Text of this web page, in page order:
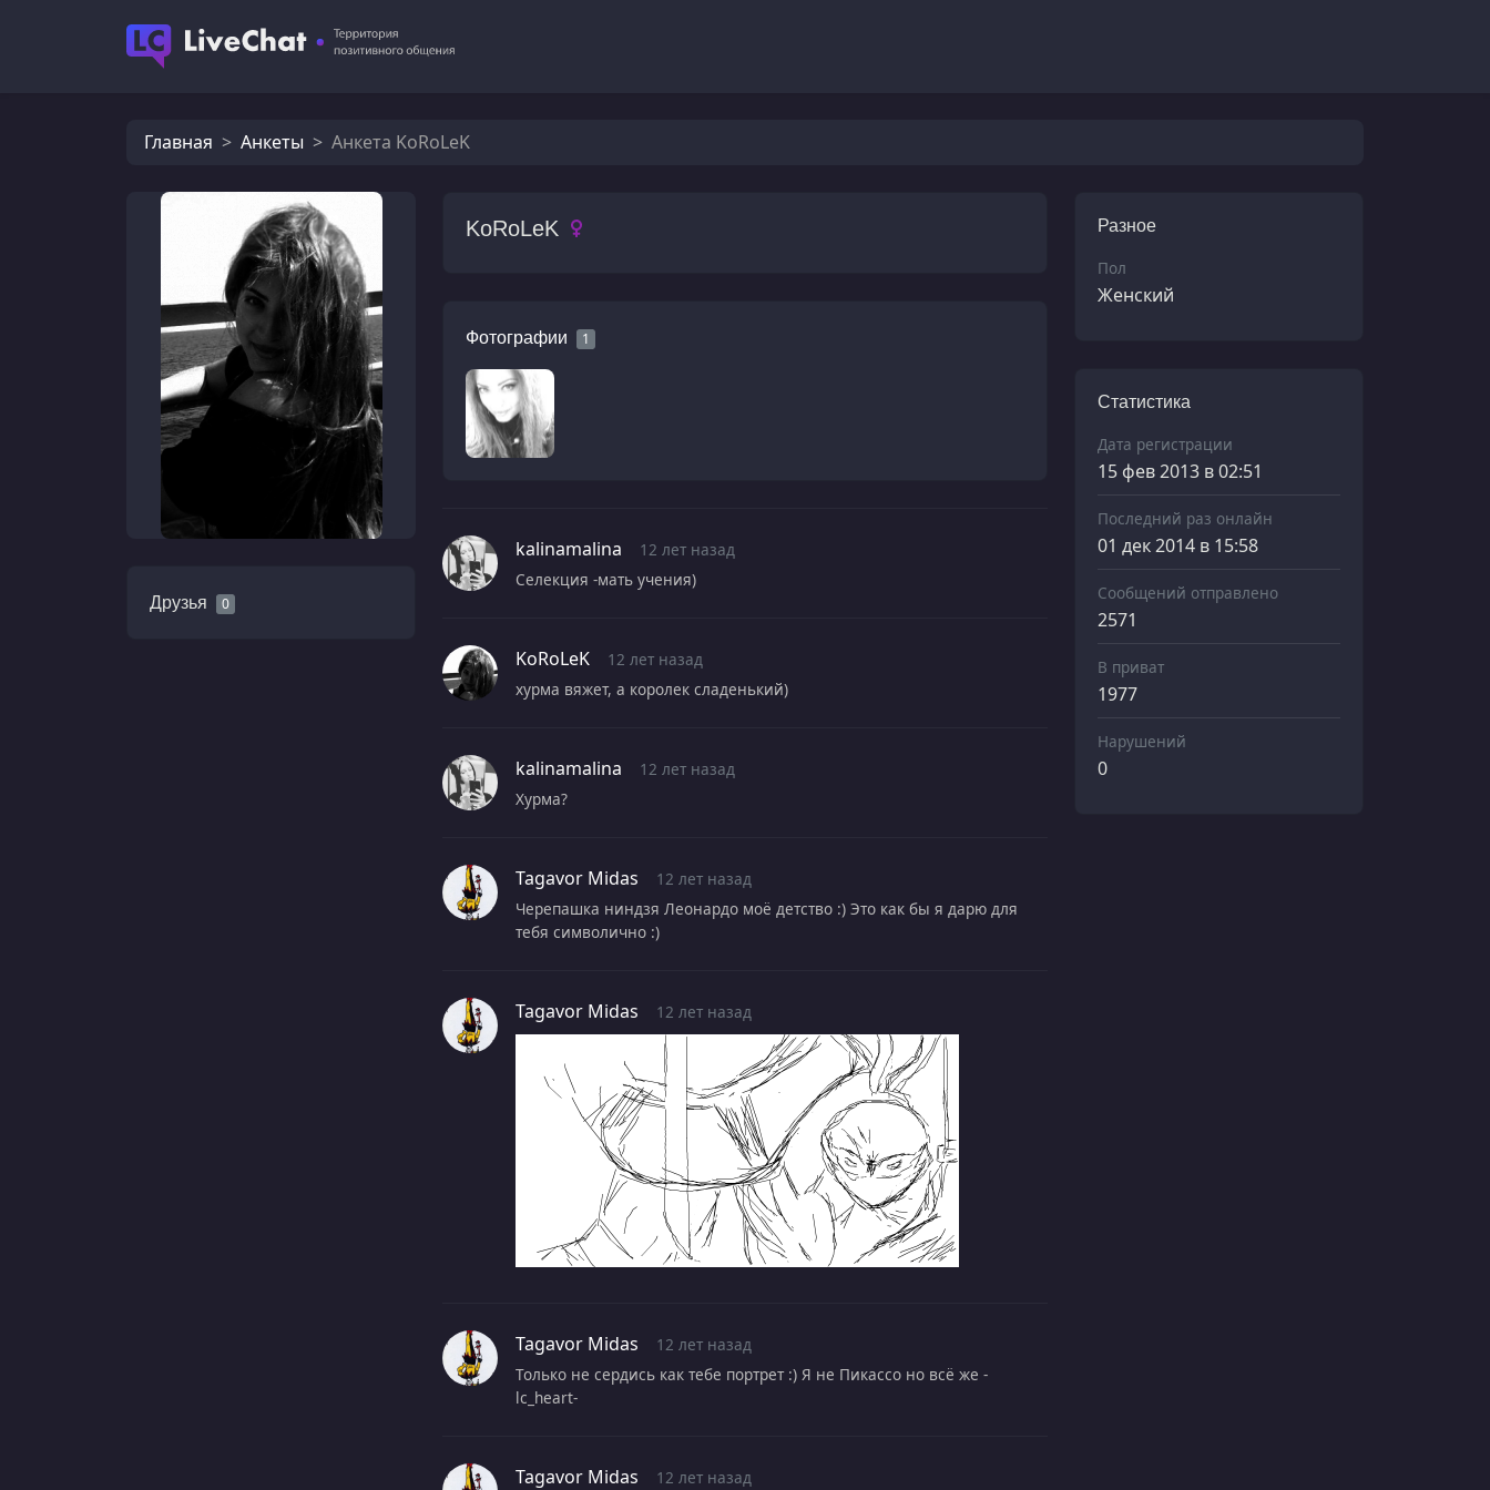
Главная Анкеты Анкета KoRoLeK
Друзья 0
KoRoLeK
Фотографии 1
kalinamalina
12 лет назад
Селекция -мать учения)
KoRoLeK
12 лет назад
хурма вяжет, а королек сладенький)
kalinamalina
12 лет назад
Хурма?
Tagavor Midas
12 лет назад
Черепашка ниндзя Леонардо моё детство :) Это как бы я дарю для
тебя символично :)
Tagavor Midas 12 лет назад
Tagavor Midas
12 лет назад
Только не сердись как тебе портрет :) Я не Пикассо но всё же -
lc_heart-
Tagavor Midas 12 лет назад
Разное
Пол
Женский
Статистика
Дата регистрации
15 фев 2013 в 02:51
Последний раз онлайн
01 дек 2014 в 15:58
Сообщений отправлено
2571
В приват
1977
Нарушений
0